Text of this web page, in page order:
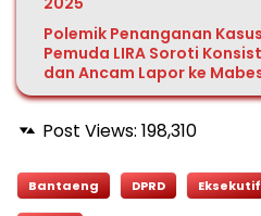
Polemik Penanganan
Pemuda LIRA Soroti
dan Ancam Lapor ke
Post Views: 198,310
Bantaeng DPRD Eksekutif